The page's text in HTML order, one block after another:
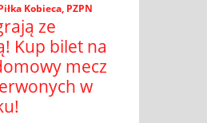
Kobieca, PZPN
ze
Kup bilet na
mecz
w